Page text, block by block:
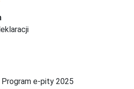
Program e-pity 2025